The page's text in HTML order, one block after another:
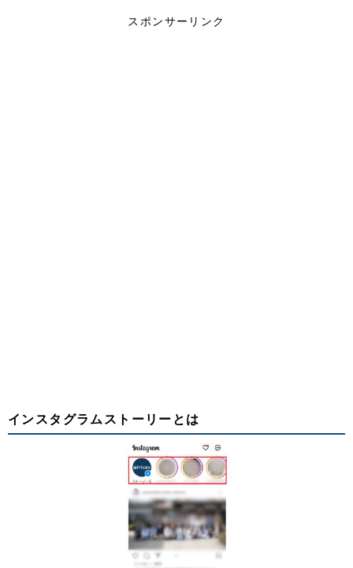
スポンサーリンク
インスタグラムストーリーとは